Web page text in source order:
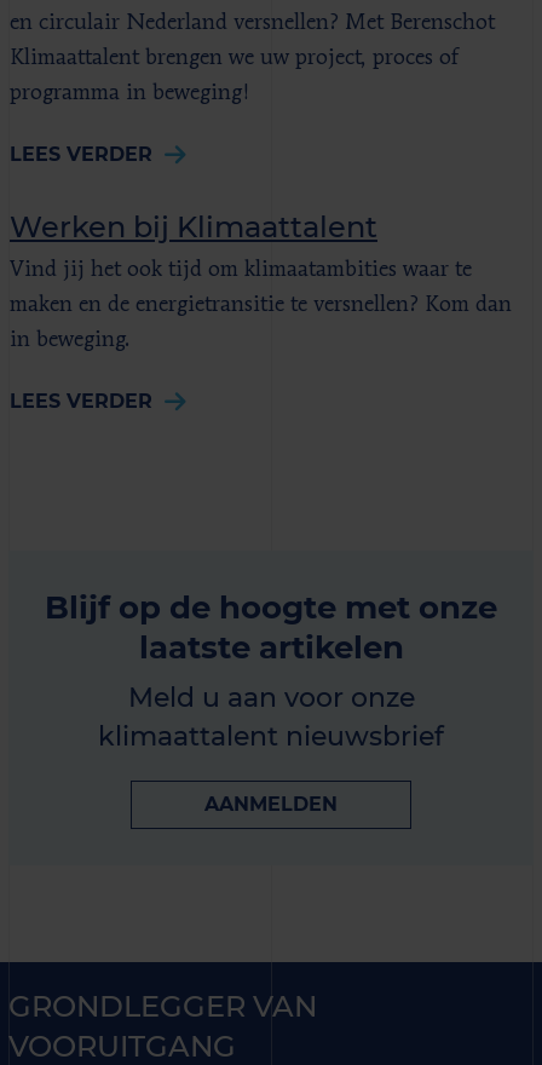
en circulair Nederland versnellen? Met Berenschot
Klimaattalent brengen we uw project, proces of
programma in beweging!
LEES VERDER
Werken bij Klimaattalent
Vind jij het ook tijd om klimaatambities waar te
maken en de energietransitie te versnellen? Kom dan
in beweging.
LEES VERDER
Blijf op de hoogte met onze
laatste artikelen
Meld u aan voor onze
klimaattalent nieuwsbrief
AANMELDEN
GRONDLEGGER VAN
VOORUITGANG